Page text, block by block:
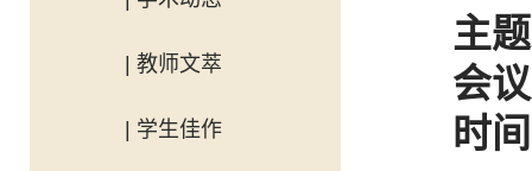
| 教师文萃
| 学生佳作
主题
会
时间